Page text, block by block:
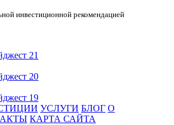
инвестиционной рекомендацией
21
20
19
УСЛУГИ БЛОГ О
КАРТА САЙТА